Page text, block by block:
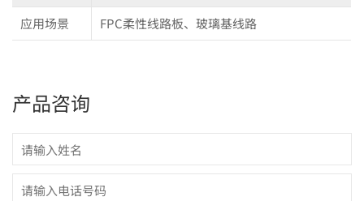
应用场景
FPC柔性线路板、玻璃基线路
产品咨询